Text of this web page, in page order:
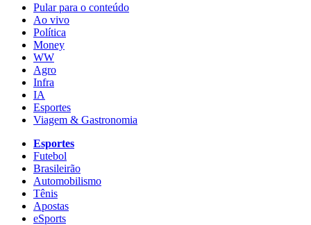
Pular para o conteúdo
Ao vivo
Política
Money
WW
Agro
Infra
IA
Esportes
Viagem & Gastronomia
Esportes
Futebol
Brasileirão
Automobilismo
Tênis
Apostas
eSports